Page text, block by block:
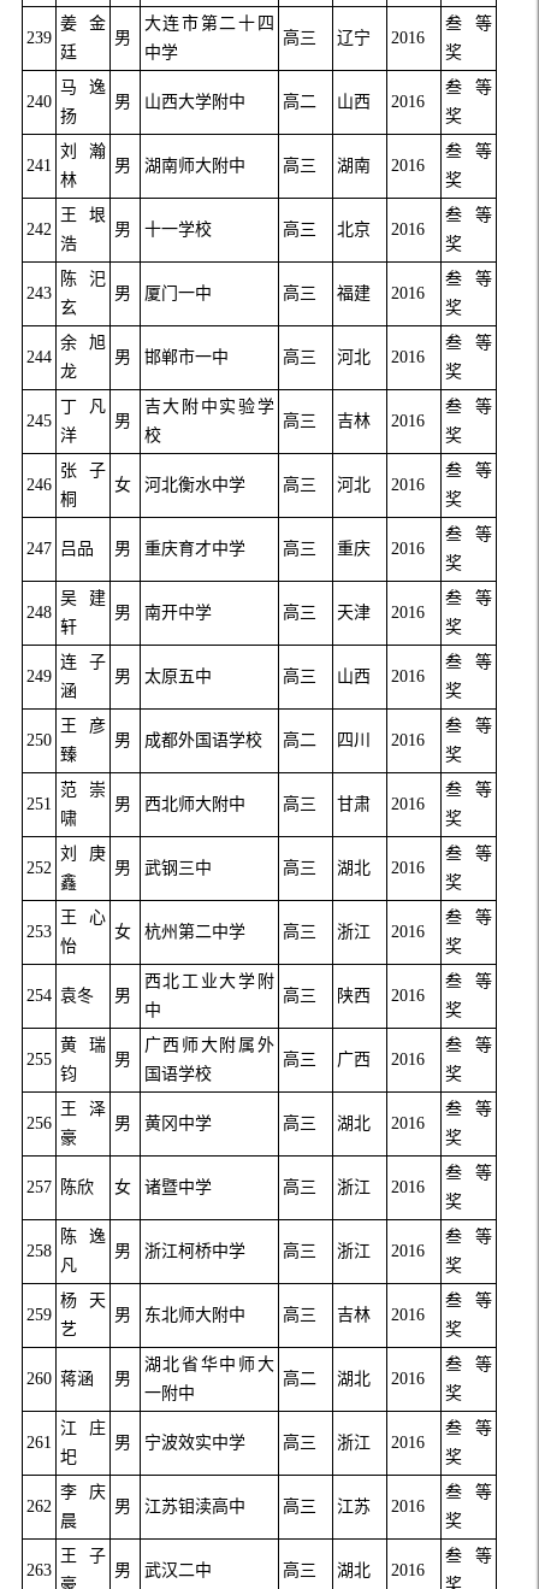
239
姜金
廷
男
大连市第二十四
中学
高三 辽宁 2016
叁等
奖
240
马逸
扬
男 山西大学附中 高二 山西 2016
叁等
奖
241
刘瀚
林
男 湖南师大附中 高三 湖南 2016
叁等
奖
242
王垠
浩
男 十一学校 高三 北京 2016
叁等
奖
243
陈汜
玄
男 厦门一中 高三 福建 2016
叁等
奖
244
余旭
龙
男 邯郸市一中 高三 河北 2016
叁等
奖
245
丁凡
洋
男
吉大附中实验学
校
高三 吉林 2016
叁等
奖
246
张子
桐
女 河北衡水中学 高三 河北 2016
叁等
奖
247 吕品 男 重庆育才中学 高三 重庆 2016
叁等
奖
248
吴建
轩
男 南开中学 高三 天津 2016
叁等
奖
249
连子
涵
男 太原五中 高三 山西 2016
叁等
奖
250
王彦
臻
男 成都外国语学校 高二 四川 2016
叁等
奖
251
范崇
啸
男 西北师大附中 高三 甘肃 2016
叁等
奖
252
刘庚
鑫
男 武钢三中 高三 湖北 2016
叁等
奖
253
王心
怡
女 杭州第二中学 高三 浙江 2016
叁等
奖
254 袁冬 男
西北工业大学附
中
高三 陕西 2016
叁等
奖
255
黄瑞
钧
男
广西师大附属外
国语学校
高三 广西 2016
叁等
奖
256
王泽
豪
男 黄冈中学 高三 湖北 2016
叁等
奖
257 陈欣 女 诸暨中学 高三 浙江 2016
叁等
奖
258
陈逸
凡
男 浙江柯桥中学 高三 浙江 2016
叁等
奖
259
杨天
艺
男 东北师大附中 高三 吉林 2016
叁等
奖
260 蒋涵 男
湖北省华中师大
一附中
高二 湖北 2016
叁等
奖
261
江庄
圯
男 宁波效实中学 高三 浙江 2016
叁等
奖
262
李庆
晨
男 江苏钼渎高中 高三 江苏 2016
叁等
奖
263
王子
豪
男 武汉二中 高三 湖北 2016
叁等
奖